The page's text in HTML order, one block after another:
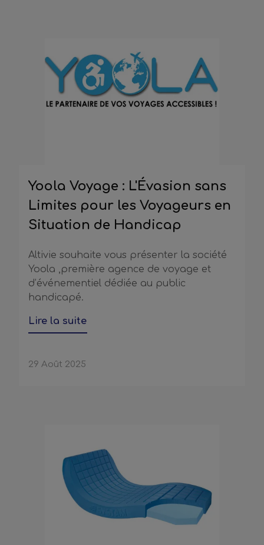
Yoola Voyage : L'Évasion sans
Limites pour les Voyageurs en
Situation de Handicap
Altivie souhaite vous présenter la société
Yoola ,première agence de voyage et
d’événementiel dédiée au public
handicapé.
Lire la suite
29 Août 2025